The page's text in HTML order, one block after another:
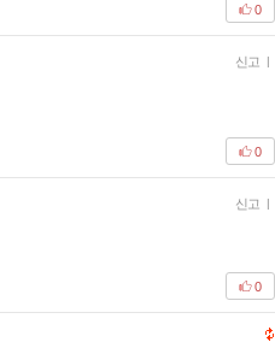
0
신고 |
0
신고 |
0